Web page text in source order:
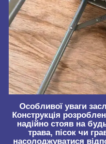
Особливої уваги
Конструкція
надійно стояв на
трава, пісок чи
насолоджуватися